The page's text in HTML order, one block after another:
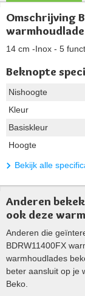
Omschrijving
warmhoudlade
14 cm -Inox - 5
Beknopte
Nishoogte
Kleur
Basiskleur
Hoogte
Bekijk alle
Anderen
ook deze
Anderen die
BDRW11400FX
warmhoudlades
beter aansluit op je
Beko.